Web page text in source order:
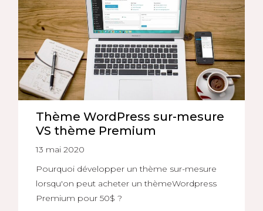
Thème WordPress sur-mesure
VS thème Premium
13 mai 2020
Pourquoi développer un thème sur-mesure
lorsqu'on peut acheter un thèmeWordpress
Premium pour 50$ ?